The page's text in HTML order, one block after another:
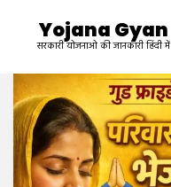
Yojana Gyan
सरकारी योजनाओ की जानकारी हिंदी में